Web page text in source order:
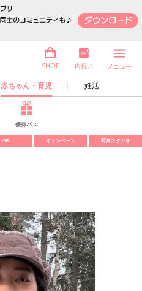
赤ちゃん・育児 妊活
SHOP 内祝い メニュー
優待パス
SNS キャンペーン 写真スタジオ